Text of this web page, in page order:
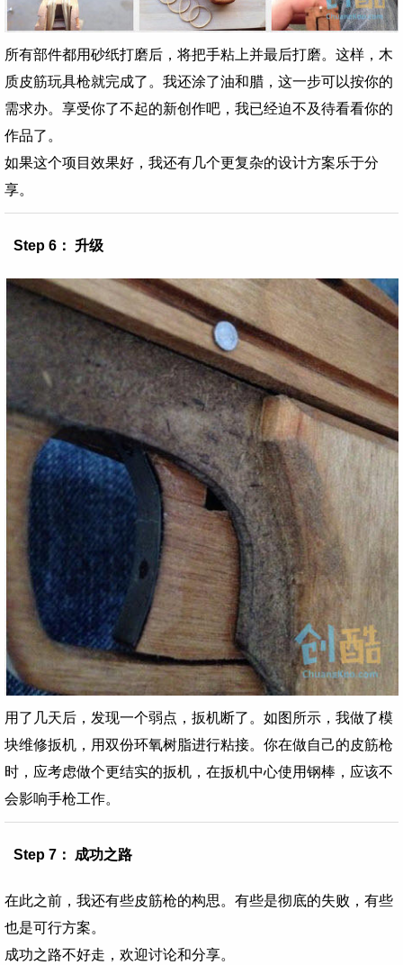
所有部件都用砂纸打磨后，将把手粘上并最后打磨。这样，木
质皮筋玩具枪就完成了。我还涂了油和腊，这一步可以按你的
需求办。享受你了不起的新创作吧，我已经迫不及待看看你的
作品了。
如果这个项目效果好，我还有几个更复杂的设计方案乐于分
享。
Step 6： 升级
用了几天后，发现一个弱点，扳机断了。如图所示，我做了模
块维修扳机，用双份环氧树脂进行粘接。你在做自己的皮筋枪
时，应考虑做个更结实的扳机，在扳机中心使用钢棒，应该不
会影响手枪工作。
Step 7： 成功之路
在此之前，我还有些皮筋枪的构思。有些是彻底的失败，有些
也是可行方案。
成功之路不好走，欢迎讨论和分享。